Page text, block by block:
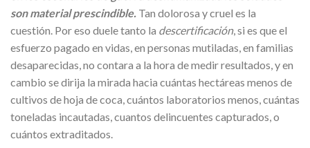
son material prescindible. Tan dolorosa y cruel es la
cuestión. Por eso duele tanto la descertificación, si es que el
esfuerzo pagado en vidas, en personas mutiladas, en familias
desaparecidas, no contara a la hora de medir resultados, y en
cambio se dirija la mirada hacia cuántas hectáreas menos de
cultivos de hoja de coca, cuántos laboratorios menos, cuántas
toneladas incautadas, cuantos delincuentes capturados, o
cuántos extraditados.